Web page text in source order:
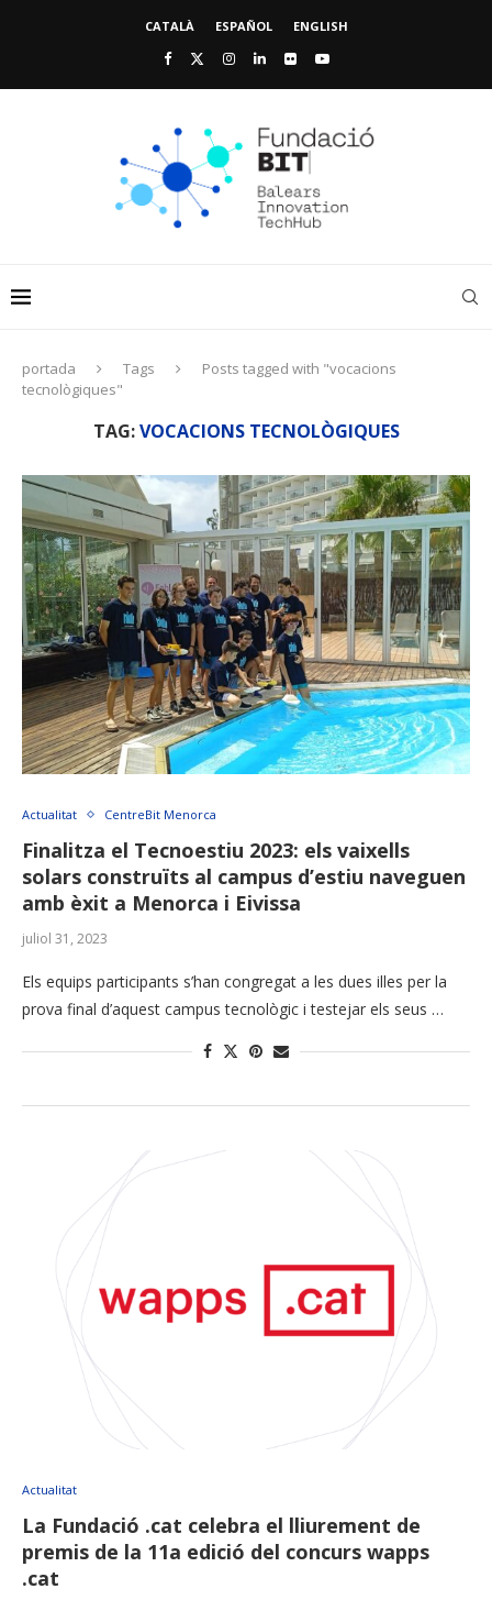
CATALÀ ESPAÑOL ENGLISH
portada Tags
Posts tagged with "vocacions
tecnològiques"
TAG:VOCACIONS TECNOLÒGIQUES
Actualitat CentreBit Menorca
Finalitza el Tecnoestiu 2023: els vaixells
solars construïts al campus d’estiu naveguen
amb èxit a Menorca i Eivissa
juliol 31, 2023
Els equips participants s’han congregat a les dues illes per la
prova final d’aquest campus tecnològic i testejar els seus …
Actualitat
La Fundació .cat celebra el lliurement de
premis de la 11a edició del concurs wapps
.cat